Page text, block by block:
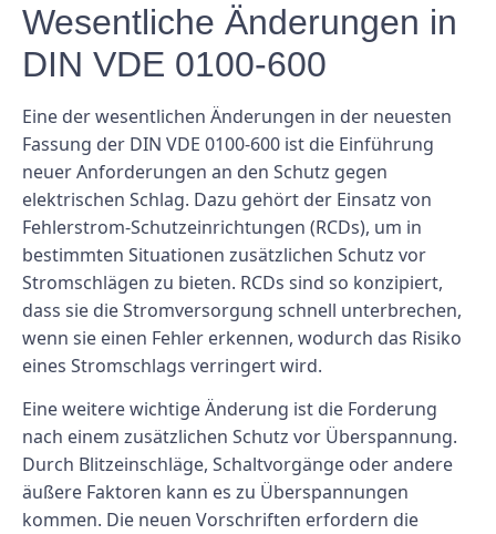
Wesentliche Änderungen in
DIN VDE 0100-600
Eine der wesentlichen Änderungen in der neuesten
Fassung der DIN VDE 0100-600 ist die Einführung
neuer Anforderungen an den Schutz gegen
elektrischen Schlag. Dazu gehört der Einsatz von
Fehlerstrom-Schutzeinrichtungen (RCDs), um in
bestimmten Situationen zusätzlichen Schutz vor
Stromschlägen zu bieten. RCDs sind so konzipiert,
dass sie die Stromversorgung schnell unterbrechen,
wenn sie einen Fehler erkennen, wodurch das Risiko
eines Stromschlags verringert wird.
Eine weitere wichtige Änderung ist die Forderung
nach einem zusätzlichen Schutz vor Überspannung.
Durch Blitzeinschläge, Schaltvorgänge oder andere
äußere Faktoren kann es zu Überspannungen
kommen. Die neuen Vorschriften erfordern die